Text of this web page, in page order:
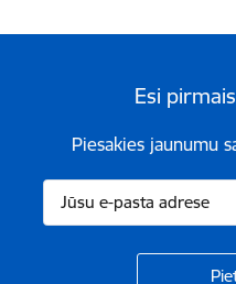
Esi
Piesakies jaunumu